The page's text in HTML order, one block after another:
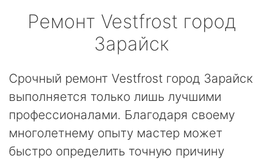
Ремонт Vestfrost город
Зарайск
Срочный ремонт Vestfrost город Зарайск
выполняется только лишь лучшими
профессионалами. Благодаря своему
многолетнему опыту мастер может
быстро определить точную причину